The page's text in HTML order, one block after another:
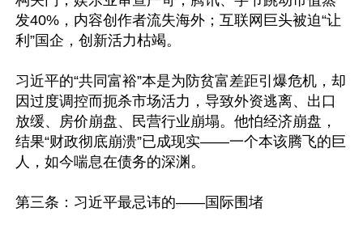
发40%，内容创作者流失海外；互联网巨头被迫“让
利”国企，创新活力枯竭。
习近平的“共同富裕”本是为防贫富差距引爆危机，却
因过度调控而扼杀市场活力，导致外资逃离、出口
放缓、房价崩盘、民营行业崩塌。他怕经济崩盘，
结果“财政彻底崩溃”已成现实——一个本该腾飞的巨
人，如今喘息在债务的深渊。
第三条：习近平最忌讳的——国际围堵